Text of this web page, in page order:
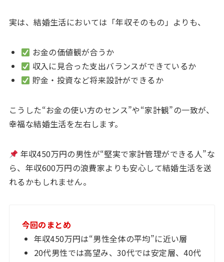
実は、結婚生活においては「年収そのもの」よりも、
お金の価値観が合うか
収入に見合った支出バランスができているか
貯金・投資など将来設計ができるか
こうした“お金の使い方のセンス”や“家計観”の一致が、
幸福な結婚生活を左右します。
年収450万円の男性が“堅実で家計管理ができる人”な
ら、年収600万円の浪費家よりも安心して結婚生活を送
れるかもしれません。
今回のまとめ
年収450万円は“男性全体の平均”に近い層
20代男性では高望み、30代では安定層、40代